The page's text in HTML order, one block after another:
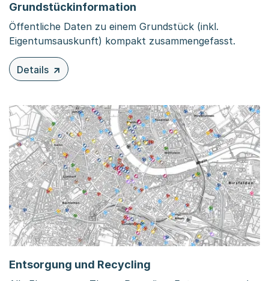
Grundstückinformation
Öffentliche Daten zu einem Grundstück (inkl.
Eigentumsauskunft) kompakt zusammengefasst.
Details
zu diesem Inhalt: Grundstückinformation
Entsorgung und Recycling